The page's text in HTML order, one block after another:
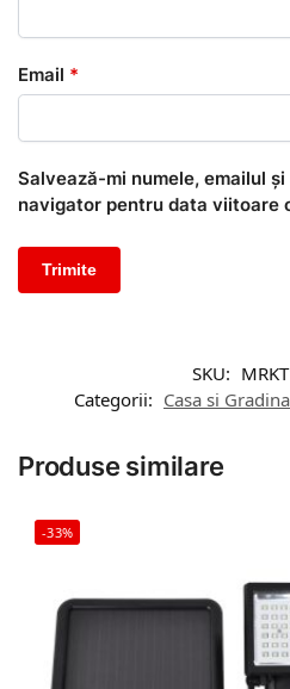
Email *
Salvează-mi numele, emailul
navigator pentru data viitoare
SKU:
Categorii: Casa si Gradina
Produse similare
-33%